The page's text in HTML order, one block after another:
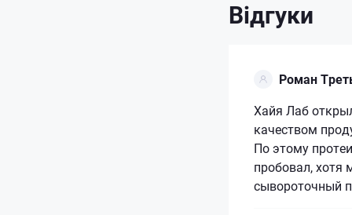
Відгуки
Роман
Хайя Лаб
качеством
По этому
пробовал, хотя
сывороточный